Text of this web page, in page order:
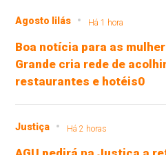
Agosto lilás Há 1 hora
Boa notícia para as
Grande cria rede de
restaurantes e hotéis0
Justiça Há 2 horas